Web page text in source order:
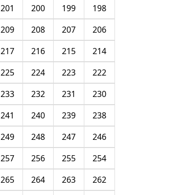
198
199
200
201
206
207
208
209
214
215
216
217
222
223
224
225
230
231
232
233
238
239
240
241
246
247
248
249
254
255
256
257
262
263
264
265